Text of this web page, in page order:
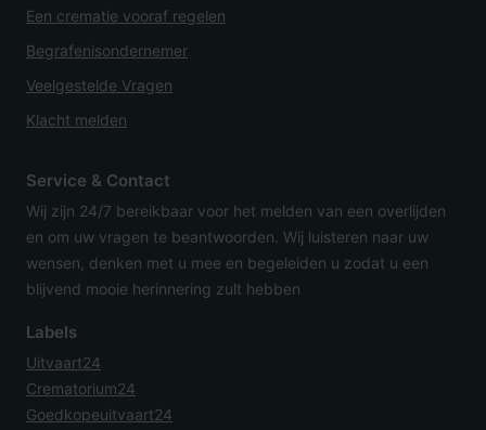
Een crematie vooraf regelen
Begrafenisondernemer
Veelgestelde Vragen
Klacht melden
Service & Contact
Wij zijn 24/7 bereikbaar voor het melden van een overlijden
en om uw vragen te beantwoorden. Wij luisteren naar uw
wensen, denken met u mee en begeleiden u zodat u een
blijvend mooie herinnering zult hebben
Labels
Uitvaart24
Crematorium24
Goedkopeuitvaart24